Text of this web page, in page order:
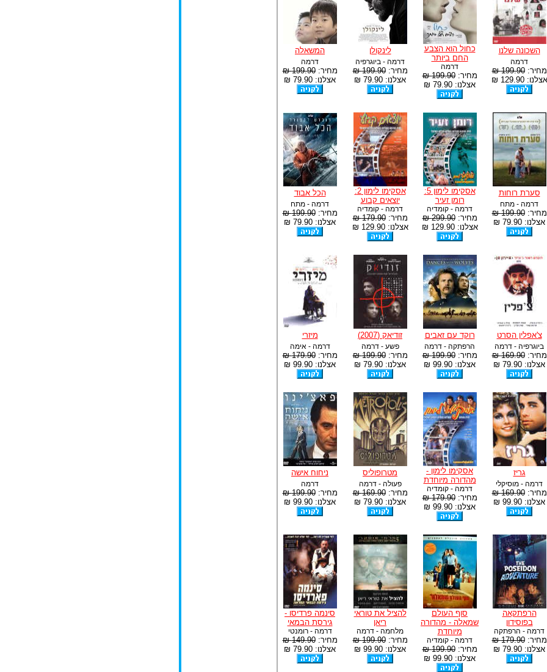
השכונה שלנו
דרמה
מחיר:199.90 ₪
אצלנו: 129.90 ₪
כחול הוא הצבע
החם ביותר
דרמה
מחיר:199.90 ₪
אצלנו: 79.90 ₪
לינקולן
דרמה - ביוגרפיה
מחיר:199.90 ₪
אצלנו: 79.90 ₪
המשאלה
דרמה
מחיר:199.90 ₪
אצלנו: 79.90 ₪
סערת רוחות
דרמה - מתח
מחיר:199.90 ₪
אצלנו: 79.90 ₪
אסקימו לימון 5:
רומן זעיר
דרמה - קומדיה
מחיר:299.90 ₪
אצלנו: 129.90 ₪
אסקימו לימון 2:
יוצאים קבוע
דרמה - קומדיה
מחיר:179.90 ₪
אצלנו: 129.90 ₪
הכל אבוד
דרמה - מתח
מחיר:199.90 ₪
אצלנו: 79.90 ₪
צ'אפלין הסרט
ביוגרפיה - דרמה
מחיר:169.90 ₪
אצלנו: 79.90 ₪
רוקד עם זאבים
הרפתקה - דרמה
מחיר:199.90 ₪
אצלנו: 99.90 ₪
זודיאק (2007)
פשע - דרמה
מחיר:199.90 ₪
אצלנו: 79.90 ₪
מיזרי
דרמה - אימה
מחיר:179.90 ₪
אצלנו: 99.90 ₪
גריז
דרמה - מוסיקלי
מחיר:169.90 ₪
אצלנו: 99.90 ₪
אסקימו לימון -
מהדורה מיוחדת
דרמה - קומדיה
מחיר:179.90 ₪
אצלנו: 99.90 ₪
מטרופוליס
פעולה - דרמה
מחיר:169.90 ₪
אצלנו: 79.90 ₪
ניחוח אישה
דרמה
מחיר:199.90 ₪
אצלנו: 99.90 ₪
הרפתקאה
בפוסידון
דרמה - הרפתקה
מחיר:179.90 ₪
אצלנו: 79.90 ₪
סוף העולם
שמאלה - מהדורה
מיוחדת
דרמה - קומדיה
מחיר:199.90 ₪
אצלנו: 99.90 ₪
להציל את טוראי
ריאן
מלחמה - דרמה
מחיר:199.90 ₪
אצלנו: 99.90 ₪
סינמה פרדיסו -
גירסת הבמאי
דרמה - רומנטי
מחיר:149.90 ₪
אצלנו: 79.90 ₪